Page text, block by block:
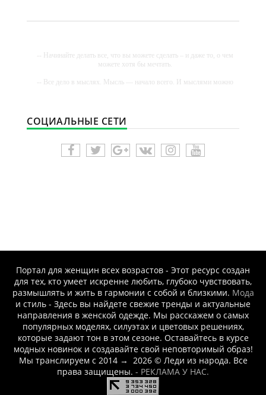
-- Начинайте делать все, что вы можете сделать – и даже то, о чем
можете хотя бы мечтать.
-- Все дело в мыслях. Мысль — начало всего. И мыслями можно
-- Идите уверенно по направлению к мечте. Живите той жизнью,
которую вы сами себе придумали.
-- Самое большое богатство — это ум. Самая большая нищета —
глупость. Из всех страхов самый пугающий — самолюбование.
СОЦИАЛЬНЫЕ СЕТИ
Портал для женщин всех возрастов - Этот ресурс создан
для тех, кто умеет искренне любить, глубоко чувствовать,
размышлять и жить в гармонии с собой и близкими. Мода
и стиль - Здесь вы найдете свежие тренды и актуальные
направления в женской одежде. Мы расскажем о самых
популярных моделях, силуэтах и цветовых решениях,
которые задают тон в этом сезоне. Оставайтесь в курсе
модных новинок и создавайте свой неповторимый образ!
Мы транслируем с 2014→ 2026© Леди из народа. Все
права защищены. - РЕКЛАМА У НАС.